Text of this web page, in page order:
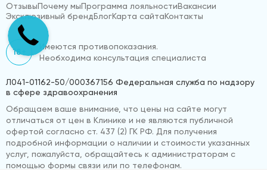
ОтзывыПочему мыПрограмма лояльностиВакансии
Эксклюзивный брендБлогКарта сайтаКонтакты
18+
Имеются противопоказания.
Необходима консультация специалиста
Л041-01162-50/000367156 Федеральная служба по надзору
в сфере здравоохранения
Обращаем ваше внимание, что цены на сайте могут
отличаться от цен в Клинике и не являются публичной
офертой согласно ст. 437 (2) ГК РФ. Для получения
подробной информации о наличии и стоимости указанных
услуг, пожалуйста, обращайтесь к администраторам с
помощью формы связи или по телефонам.